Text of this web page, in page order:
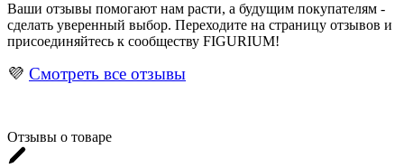
Ваши отзывы помогают нам расти, а будущим покупателям -
сделать уверенный выбор. Переходите на страницу отзывов и
присоединяйтесь к сообществу FIGURIUM!
💜 Смотреть все отзывы
Отзывы о товаре